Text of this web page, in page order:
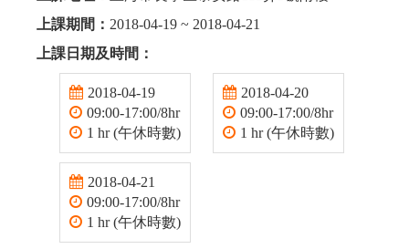
上課期間： 2018-04-19 ~ 2018-04-21
上課日期及時間：
2018-04-19
09:00-17:00/8hr
1 hr (午休時數)
2018-04-20
09:00-17:00/8hr
1 hr (午休時數)
2018-04-21
09:00-17:00/8hr
1 hr (午休時數)